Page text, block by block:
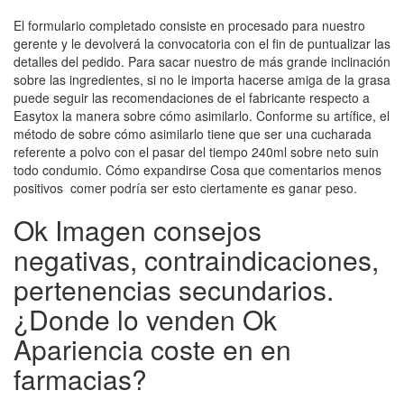
El formulario completado consiste en procesado para nuestro
gerente y le devolverá la convocatoria con el fin de puntualizar las
detalles del pedido. Para sacar nuestro de más grande inclinación
sobre las ingredientes, si no le importa hacerse amiga de la grasa
puede seguir las recomendaciones de el fabricante respecto a
Easytox la manera sobre cómo asimilarlo. Conforme su artífice, el
método de sobre cómo asimilarlo tiene que ser una cucharada
referente a polvo con el pasar del tiempo 240ml sobre neto suin
todo condumio. Cómo expandirse Cosa que comentarios menos
positivos comer podrí­a ser esto ciertamente es ganar peso.
Ok Imagen consejos
negativas, contraindicaciones,
pertenencias secundarios.
¿Donde lo venden Ok
Apariencia coste en en
farmacias?